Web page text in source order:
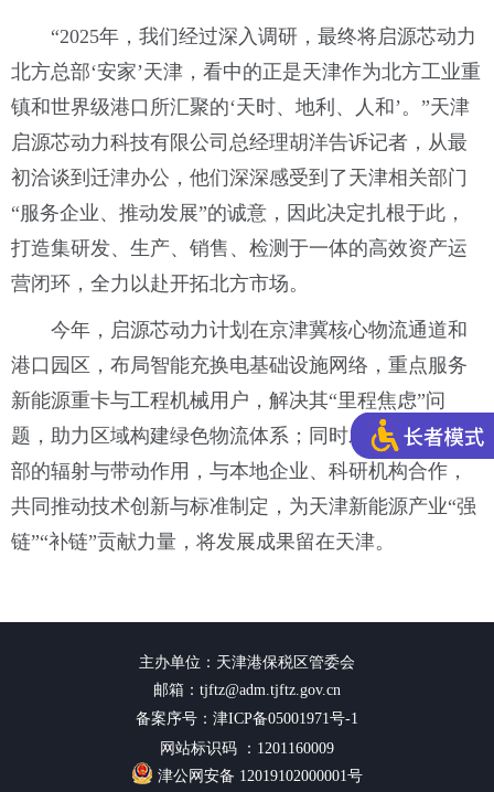
“2025年，我们经过深入调研，最终将启源芯动力
北方总部‘安家’天津，看中的正是天津作为北方工业重
镇和世界级港口所汇聚的‘天时、地利、人和’。”天津
启源芯动力科技有限公司总经理胡洋告诉记者，从最
初洽谈到迁津办公，他们深深感受到了天津相关部门
“服务企业、推动发展”的诚意，因此决定扎根于此，
打造集研发、生产、销售、检测于一体的高效资产运
营闭环，全力以赴开拓北方市场。
今年，启源芯动力计划在京津冀核心物流通道和
港口园区，布局智能充换电基础设施网络，重点服务
新能源重卡与工程机械用户，解决其“里程焦虑”问
题，助力区域构建绿色物流体系；同时发挥其北方总
部的辐射与带动作用，与本地企业、科研机构合作，
共同推动技术创新与标准制定，为天津新能源产业“强
链”“补链”贡献力量，将发展成果留在天津。
主办单位：天津港保税区管委会
邮箱：tjftz@adm.tjftz.gov.cn
备案序号：津ICP备05001971号-1
网站标识码 ：1201160009
津公网安备 12019102000001号